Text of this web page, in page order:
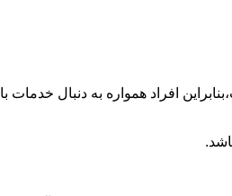
افراد همواره به دنبال خدمات